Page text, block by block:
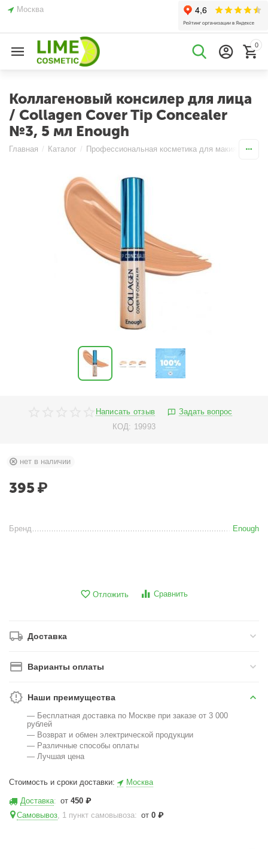
Москва
0
Коллагеновый консилер для лица
/ Collagen Cover Tip Concealer
№3, 5 мл Enough
Главная / Каталог / Профессиональная косметика для макияжа /
Написать отзыв
Задать вопрос
КОД: 19993
нет в наличии
395 ₽
Бренд Enough
Отложить Сравнить
Доставка
Варианты оплаты
Наши преимущества
— Бесплатная доставка по Москве при заказе от 3 000
рублей
— Возврат и обмен электрической продукции
— Различные способы оплаты
— Лучшая цена
Стоимость и сроки доставки: Москва
Доставка: от450 ₽
Самовывоз, 1 пункт самовывоза: от0 ₽